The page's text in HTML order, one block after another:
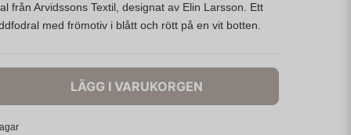
från Arvidssons Textil, designat av Elin Larsson. Ett
med frömotiv i blått och rött på en vit botten.
LÄGG I VARUKORGEN